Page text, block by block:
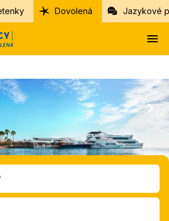
Dovolená Jazykové